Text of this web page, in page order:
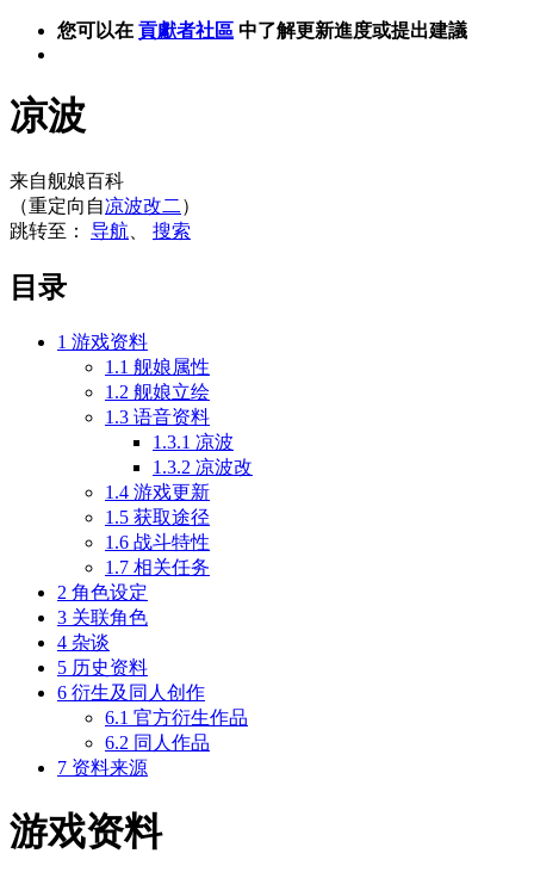
您可以在 貢獻者社區 中了解更新進度或提出建議
凉波
来自舰娘百科
（重定向自凉波改二 ）
跳转至： 导航 搜索
目录
1 游戏资料
1.1 舰娘属性
1.2 舰娘立绘
1.3 语音资料
1.3.1 凉波
1.3.2 凉波改
1.4 游戏更新
1.5 获取途径
1.6 战斗特性
1.7 相关任务
2 角色设定
3 关联角色
4 杂谈
5 历史资料
6 衍生及同人创作
6.1 官方衍生作品
6.2 同人作品
7 资料来源
游戏资料